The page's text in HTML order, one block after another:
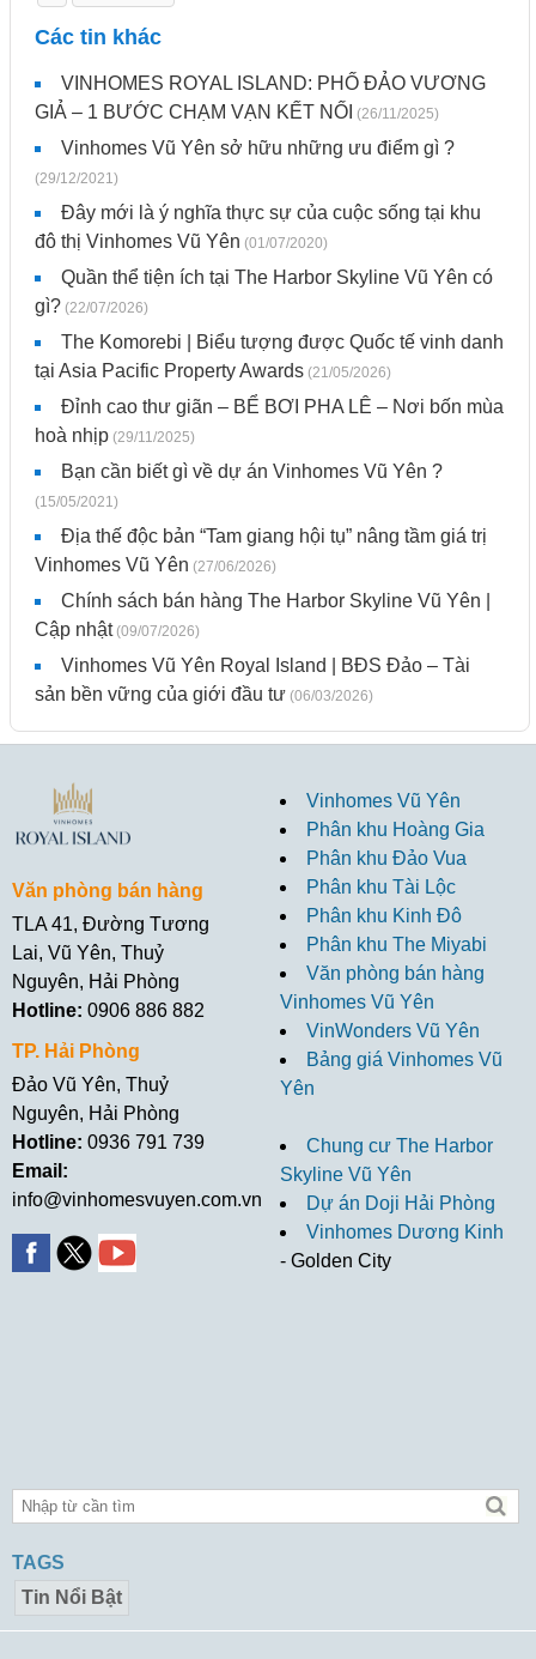
Các tin khác
VINHOMES ROYAL ISLAND: PHỐ ĐẢO VƯƠNG
GIẢ – 1 BƯỚC CHẠM VẠN KẾT NỐI (26/11/2025)
Vinhomes Vũ Yên sở hữu những ưu điểm gì ?
(29/12/2021)
Đây mới là ý nghĩa thực sự của cuộc sống tại khu
đô thị Vinhomes Vũ Yên (01/07/2020)
Quần thể tiện ích tại The Harbor Skyline Vũ Yên có
gì? (22/07/2026)
The Komorebi | Biểu tượng được Quốc tế vinh danh
tại Asia Pacific Property Awards (21/05/2026)
Đỉnh cao thư giãn – BỂ BƠI PHA LÊ – Nơi bốn mùa
hoà nhịp (29/11/2025)
Bạn cần biết gì về dự án Vinhomes Vũ Yên ?
(15/05/2021)
Địa thế độc bản “Tam giang hội tụ” nâng tầm giá trị
Vinhomes Vũ Yên (27/06/2026)
Chính sách bán hàng The Harbor Skyline Vũ Yên |
Cập nhật(09/07/2026)
Vinhomes Vũ Yên Royal Island | BĐS Đảo – Tài
sản bền vững của giới đầu tư (06/03/2026)
Văn phòng bán hàng
TLA 41, Đường Tương
Lai, Vũ Yên, Thuỷ
Nguyên, Hải Phòng
Hotline: 0906 886 882
TP. Hải Phòng
Đảo Vũ Yên, Thuỷ
Nguyên, Hải Phòng
Hotline: 0936 791 739
Email:
info@vinhomesvuyen.com.vn
Vinhomes Vũ Yên
Phân khu Hoàng Gia
Phân khu Đảo Vua
Phân khu Tài Lộc
Phân khu Kinh Đô
Phân khu The Miyabi
Văn phòng bán hàng
Vinhomes Vũ Yên
VinWonders Vũ Yên
Bảng giá Vinhomes Vũ
Yên
Chung cư The Harbor
Skyline Vũ Yên
Dự án Doji Hải Phòng
Vinhomes Dương Kinh
- Golden City
TAGS
Tin Nổi Bật